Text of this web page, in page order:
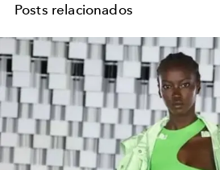
Posts relacionados